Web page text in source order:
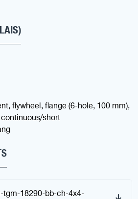
flywheel, flange (6-hole, 100 mm),
short
tgm-18290-bb-ch-4x4-